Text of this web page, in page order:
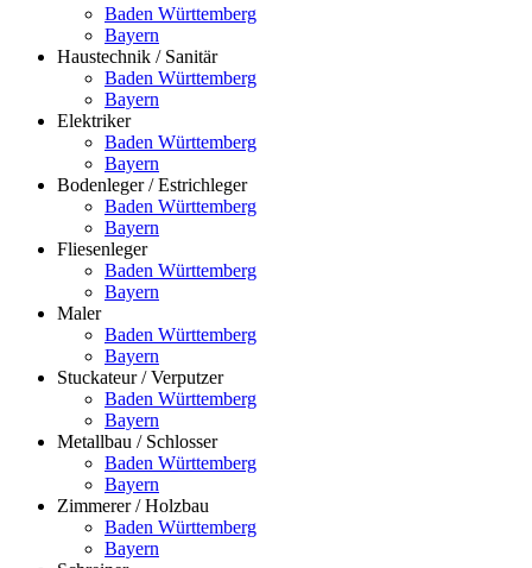
Baden Württemberg
Bayern
Haustechnik / Sanitär
Baden Württemberg
Bayern
Elektriker
Baden Württemberg
Bayern
Bodenleger / Estrichleger
Baden Württemberg
Bayern
Fliesenleger
Baden Württemberg
Bayern
Maler
Baden Württemberg
Bayern
Stuckateur / Verputzer
Baden Württemberg
Bayern
Metallbau / Schlosser
Baden Württemberg
Bayern
Zimmerer / Holzbau
Baden Württemberg
Bayern